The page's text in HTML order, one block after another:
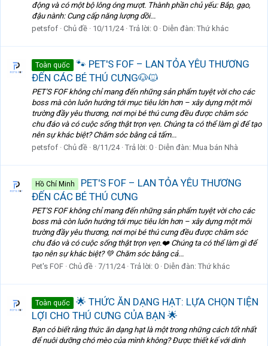
động và có một bộ lông óng mượt. Thành phần chủ yếu: Bắp, gạo,
đậu nành: Cung cấp năng lượng dồi...
petsfof Chủ đề 10/11/24 Trả lời: 0 Diễn đàn: Thứ khác
Toàn quốc
🐾 PET'S FOF – LAN TỎA YÊU THƯƠNG
ĐẾN CÁC BÉ THÚ CƯNG🐶🐱
PET'S FOF không chỉ mang đến những sản phẩm tuyệt vời cho các
boss mà còn luôn hướng tới mục tiêu lớn hơn – xây dựng một môi
trường đầy yêu thương, nơi mọi bé thú cưng đều được chăm sóc
chu đáo và có cuộc sống thật trọn vẹn. Chúng ta có thể làm gì để tạo
nên sự khác biệt? Chăm sóc bằng cả tấm...
petsfof Chủ đề 8/11/24 Trả lời: 0 Diễn đàn: Mua bán Nhà
Hồ Chí Minh
PET'S FOF – LAN TỎA YÊU THƯƠNG
ĐẾN CÁC BÉ THÚ CƯNG
PET'S FOF không chỉ mang đến những sản phẩm tuyệt vời cho các
boss mà còn luôn hướng tới mục tiêu lớn hơn – xây dựng một môi
trường đầy yêu thương, nơi mọi bé thú cưng đều được chăm sóc
chu đáo và có cuộc sống thật trọn vẹn.❤️ Chúng ta có thể làm gì để
tạo nên sự khác biệt? 💚 Chăm sóc bằng cả...
Pet's FOF Chủ đề 7/11/24 Trả lời: 0 Diễn đàn: Thứ khác
Toàn quốc
🌟 THỨC ĂN DẠNG HẠT: LỰA CHỌN TIỆN
LỢI CHO THÚ CƯNG CỦA BẠN 🌟
Bạn có biết rằng thức ăn dạng hạt là một trong những cách tốt nhất
để nuôi dưỡng chó mèo của mình không? Được thiết kế với dinh